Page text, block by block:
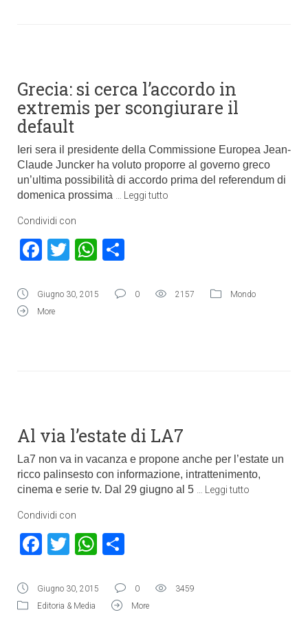
Grecia: si cerca l’accordo in
extremis per scongiurare il
default
Ieri sera il presidente della Commissione Europea Jean-
Claude Juncker ha voluto proporre al governo greco
un’ultima possibilità di accordo prima del referendum di
domenica prossima
Leggi tutto
Condividi con
Facebook
TwitterWhatsApp
Giugno 30, 2015 0 2157
Mondo
More
Al via l’estate di LA7
La7 non va in vacanza e propone anche per l’estate un
ricco palinsesto con informazione, intrattenimento,
cinema e serie tv. Dal 29 giugno al 5
Leggi tutto
Condividi con
Facebook
TwitterWhatsApp
Giugno 30, 2015 0
3459
Editoria & Media
More